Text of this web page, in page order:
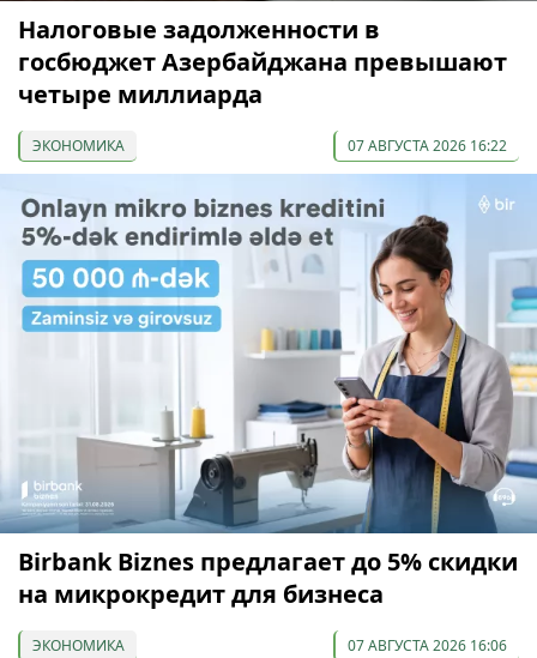
Налоговые задолженности в
госбюджет Азербайджана превышают
четыре миллиарда
ЭКОНОМИКА 07 АВГУСТА 2026 16:22
Birbank Biznes предлагает до 5% скидки
на микрокредит для бизнеса
ЭКОНОМИКА 07 АВГУСТА 2026 16:06